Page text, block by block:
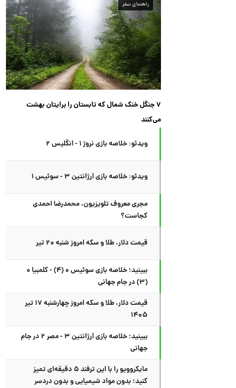
راهنمای سفر
۷ جنگل خنک شمال که تابستان را برایتان بهشت
می‌کنند
ویدئو: خلاصه بازی نروژ ۱ - انگلیس ۲
ویدئو: خلاصه بازی آرژانتین ۳ - سوئیس ۱
مجری معروف تلویزیون، محمدرضا احمدی
کجاست؟
قیمت دلار، طلا و سکه امروز شنبه ۲۰ تیر
ببینید؛ خلاصه بازی سوئیس ۰ (۴) - کلمبیا ۰
(۳) در جام جهانی
قیمت دلار، طلا و سکه امروز چهارشنبه ۱۷ تیر
۱۴۰۵
ببینید؛ خلاصه بازی آرژانتین ۳ - مصر ۲ در جام
جهانی
مایکروویو را با این ترفند ۵ دقیقه‌ای تمیز
کنید؛ بدون مواد شیمیایی و بدون دردسر